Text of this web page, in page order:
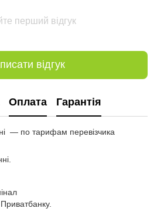
перший відгук
відгук
Оплата Гарантія
— по тарифам перевізчика